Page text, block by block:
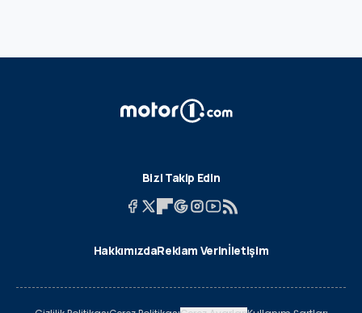
Bizi Takip Edin
HakkımızdaReklam Verinİletişim